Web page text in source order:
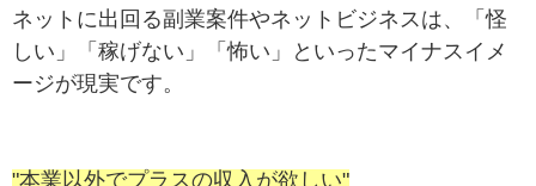
ネットに出回る副業案件やネットビジネスは、「怪
しい」「稼げない」「怖い」といったマイナスイメ
ージが現実です。
"本業以外でプラスの収入が欲しい"